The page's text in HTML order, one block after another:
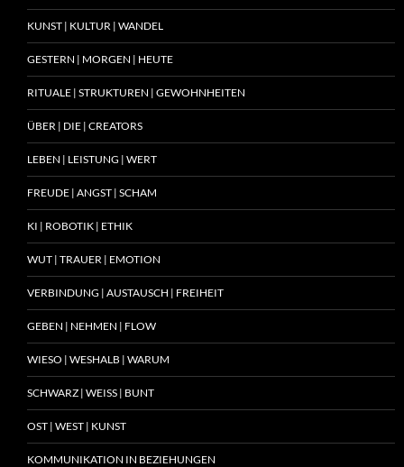
KUNST | KULTUR | WANDEL
GESTERN | MORGEN | HEUTE
RITUALE | STRUKTUREN | GEWOHNHEITEN
ÜBER | DIE | CREATORS
LEBEN | LEISTUNG | WERT
FREUDE | ANGST | SCHAM
KI | ROBOTIK | ETHIK
WUT | TRAUER | EMOTION
VERBINDUNG | AUSTAUSCH | FREIHEIT
GEBEN | NEHMEN | FLOW
WIESO | WESHALB | WARUM
SCHWARZ | WEISS | BUNT
OST | WEST | KUNST
KOMMUNIKATION IN BEZIEHUNGEN